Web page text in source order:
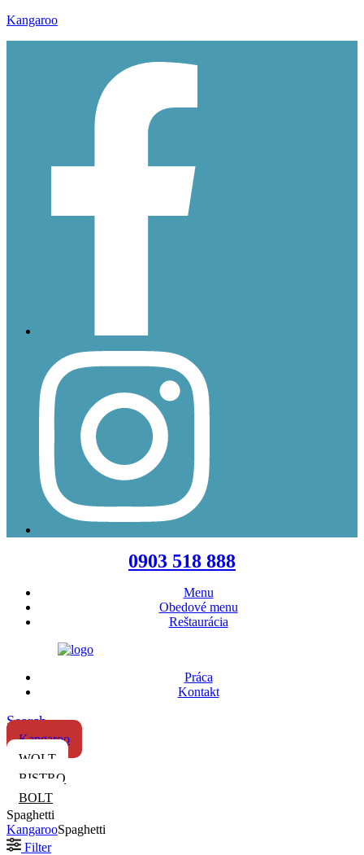
Kangaroo
0903 518 888
Menu
Obedové menu
Reštaurácia
Práca
Kontakt
Search
Kangaroo
WOLT
BISTRO
BOLT
Spaghetti
KangarooSpaghetti
Filter